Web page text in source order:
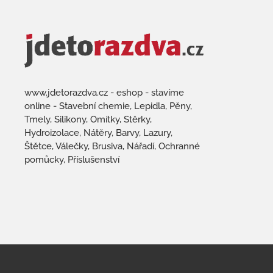
www.jdetorazdva.cz - eshop - stavíme
online - Stavební chemie, Lepidla, Pěny,
Tmely, Silikony, Omítky, Stěrky,
Hydroizolace, Nátěry, Barvy, Lazury,
Štětce, Válečky, Brusiva, Nářadí, Ochranné
pomůcky, Příslušenství